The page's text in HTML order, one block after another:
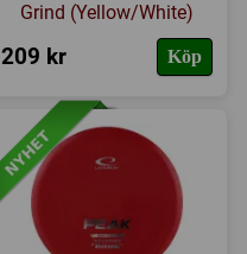
Grind (Yellow/White)
209 kr Köp